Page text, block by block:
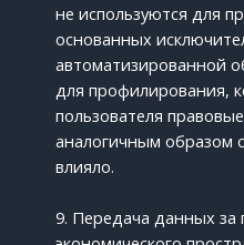
не используются для
основанных
автоматизированной
для профилирования,
пользователя
аналогичным образом
влияло.
9. Передача данных за